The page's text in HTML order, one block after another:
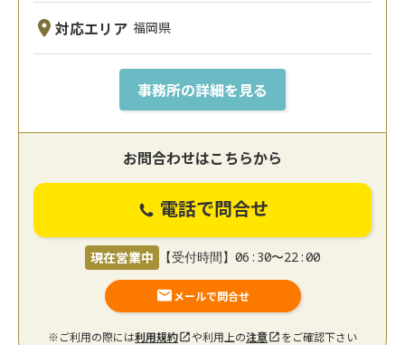
対応エリア 福岡県
事務所の詳細を見る
お問合わせはこちらから
電話で問合せ
現在営業中 【受付時間】06:30〜22:00
メールで問合せ
※ご利用の際には利用規約 や利用上の注意 をご確認下さい